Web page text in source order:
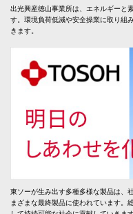
出光興産徳山事業所は、エネルギーと
す。環境負荷低減や安全操業に取り組
きます。
東ソーが生み出す多種多様な製品は、
まざまな最終製品に使われています。